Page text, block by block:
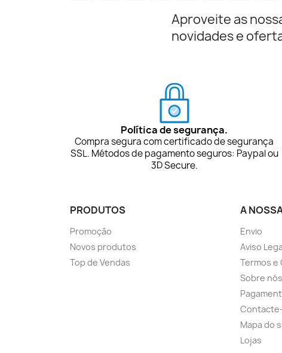
Aproveite as
novidades e
Política de segurança.
Compra segura com certificado de segurança
SSL. Métodos de pagamento seguros: Paypal ou
3D Secure.
PRODUTOS
Promoção
Novos produtos
Top de Vendas
A
Envio
Aviso
Termos e
Sobre nós
Mapa do
Lojas